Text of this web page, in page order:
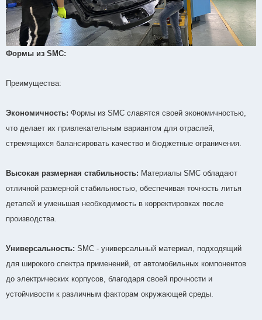
Формы из SMC:
Преимущества:
Экономичность: Формы из SMC славятся своей экономичностью,
что делает их привлекательным вариантом для отраслей,
стремящихся балансировать качество и бюджетные ограничения.
Высокая размерная стабильность: Материалы SMC обладают
отличной размерной стабильностью, обеспечивая точность литья
деталей и уменьшая необходимость в корректировках после
производства.
Универсальность: SMC - универсальный материал, подходящий
для широкого спектра применений, от автомобильных компонентов
до электрических корпусов, благодаря своей прочности и
устойчивости к различным факторам окружающей среды.